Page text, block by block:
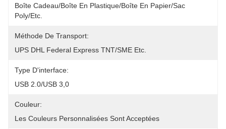
Boîte Cadeau/boîte En Plastique/boîte En Papier/sac
Poly/etc.
Méthode De Transport:
UPS DHL Federal Express TNT/SME Etc.
Type D'interface:
USB 2.0/USB 3,0
Couleur:
Les Couleurs Personnalisées Sont Acceptées